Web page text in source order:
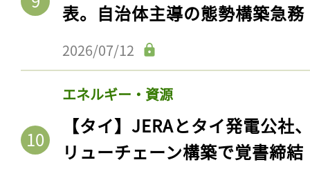
表。自治体主導の態勢構築急務
2026/07/12
エネルギー・資源
【タイ】JERAとタイ発電公社
リューチェーン構築で覚書締結